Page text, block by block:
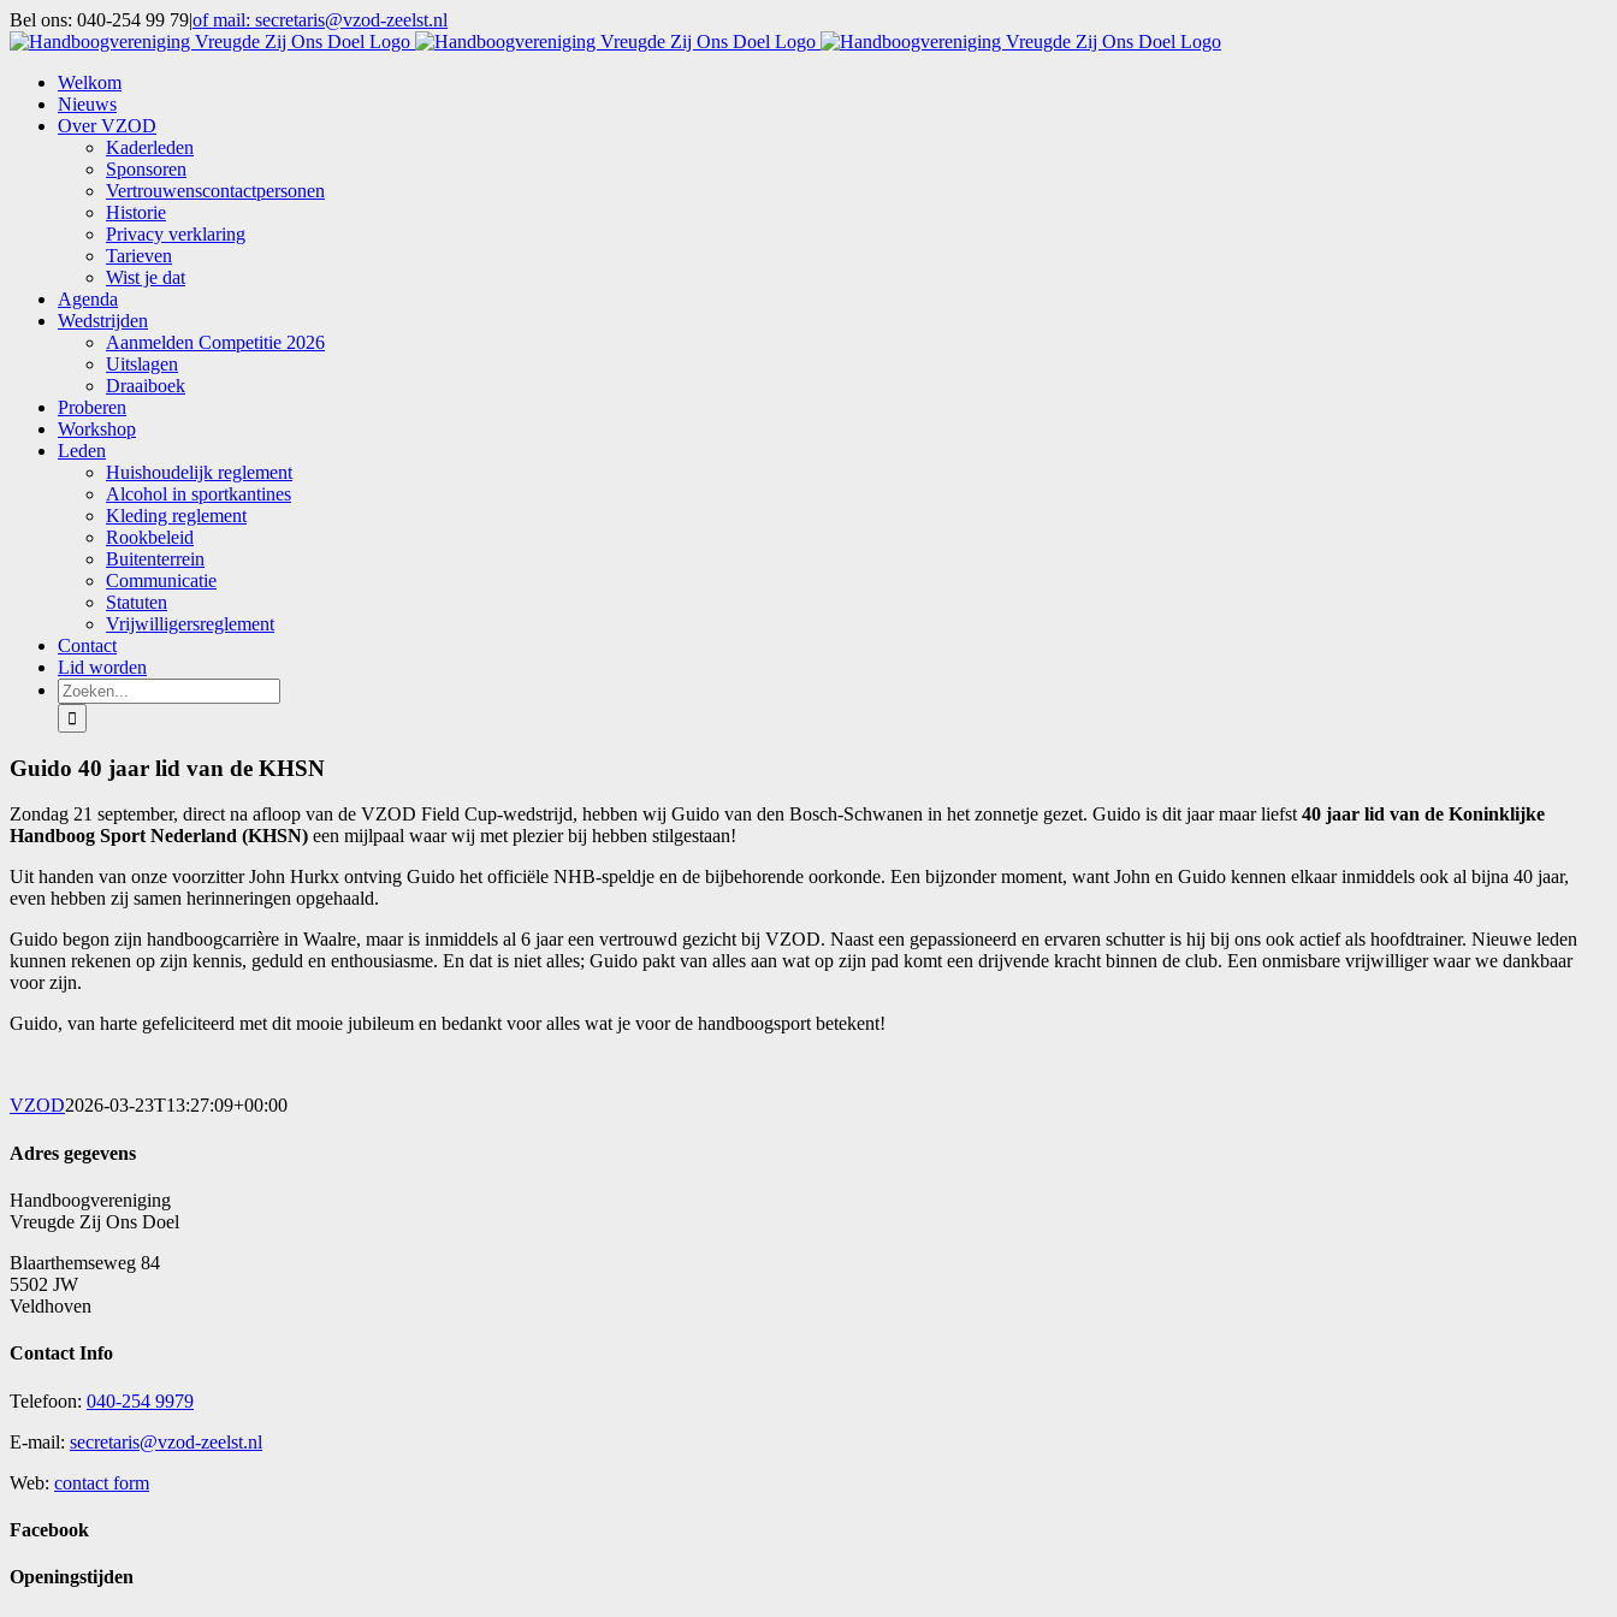
Ga
naar
Bel ons: 040-254 99 79|of mail: secretaris@vzod-zeelst.nl
Facebook
Welkom
Nieuws
Over VZOD
Kaderleden
Sponsoren
Vertrouwenscontactpersonen
Historie
Privacy verklaring
Tarieven
Wist je dat
Agenda
Wedstrijden
Aanmelden Competitie 2026
Uitslagen
Draaiboek
Proberen
Workshop
Leden
Huishoudelijk reglement
Alcohol in sportkantines
Kleding reglement
Rookbeleid
Buitenterrein
Communicatie
Statuten
Vrijwilligersreglement
Contact
Lid worden
Zoeken
naar:
Guido 40 jaar lid van de KHSN
Zondag 21 september, direct na afloop van de VZOD Field Cup-wedstrijd, hebben wij Guido van den Bosch-Schwanen in het zonnetje gezet. Guido is dit jaar maar liefst40 jaar lid van de Koninklijke
Handboog Sport Nederland (KHSN) een mijlpaal waar wij met plezier bij hebben stilgestaan!
Uit handen van onze voorzitter John Hurkx ontving Guido het officiële NHB-speldje en de bijbehorende oorkonde. Een bijzonder moment, want John en Guido kennen elkaar inmiddels ook al bijna 40 jaar,
even hebben zij samen herinneringen opgehaald.
Guido begon zijn handboogcarrière in Waalre, maar is inmiddels al 6 jaar een vertrouwd gezicht bij VZOD. Naast een gepassioneerd en ervaren schutter is hij bij ons ook actief als hoofdtrainer. Nieuwe leden
kunnen rekenen op zijn kennis, geduld en enthousiasme. En dat is niet alles; Guido pakt van alles aan wat op zijn pad komt een drijvende kracht binnen de club. Een onmisbare vrijwilliger waar we dankbaar
voor zijn.
Guido, van harte gefeliciteerd met dit mooie jubileum en bedankt voor alles wat je voor de handboogsport betekent!
VZOD2026-03-23T13:27:09+00:00
Adres gegevens
Handboogvereniging
Vreugde Zij Ons Doel
Blaarthemseweg 84
5502 JW
Veldhoven
Contact Info
Telefoon: 040-254 9979
E-mail: secretaris@vzod-zeelst.nl
Web: contact form
Facebook
Openingstijden